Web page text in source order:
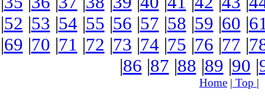
|52 |53 |54 |55 |56 |57 |58 |59 |60 |
|69 |70 |71 |72 |73 |74 |75 |76 |77 |
|86 |87 |88 |89 |90 |
Home | Top |